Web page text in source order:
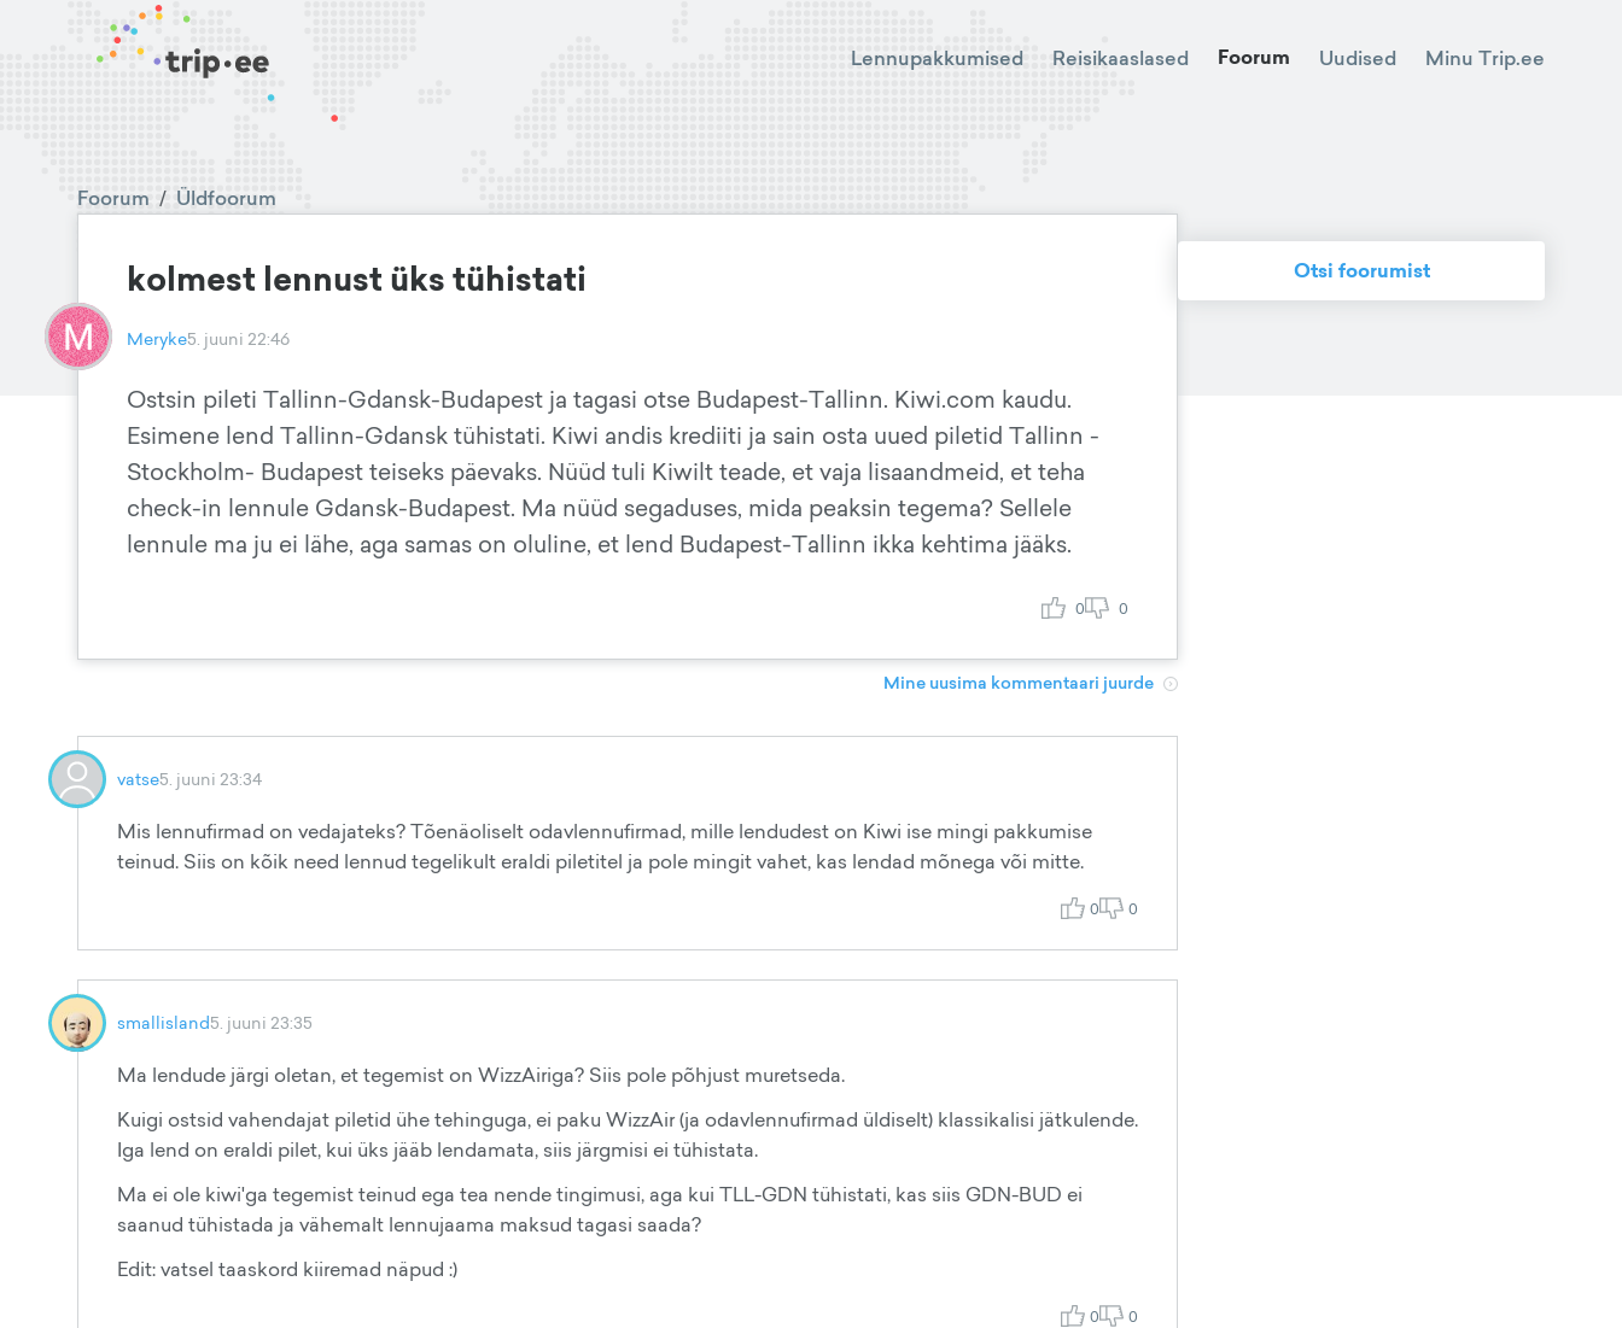
Lennupakkumised Reisikaaslased Foorum Uudised Minu Trip.ee
Foorum / Üldfoorum
kolmest lennust üks tühistati
Meryke5. juuni 22:46
Ostsin pileti Tallinn-Gdansk-Budapest ja tagasi otse Budapest-Tallinn. Kiwi.com kaudu.
Esimene lend Tallinn-Gdansk tühistati. Kiwi andis krediiti ja sain osta uued piletid Tallinn -
Stockholm- Budapest teiseks päevaks. Nüüd tuli Kiwilt teade, et vaja lisaandmeid, et teha
check-in lennule Gdansk-Budapest. Ma nüüd segaduses, mida peaksin tegema? Sellele
lennule ma ju ei lähe, aga samas on oluline, et lend Budapest-Tallinn ikka kehtima jääks.
0 0
Mine uusima kommentaari juurde
vatse5. juuni 23:34
Mis lennufirmad on vedajateks? Tõenäoliselt odavlennufirmad, mille lendudest on Kiwi ise mingi pakkumise
teinud. Siis on kõik need lennud tegelikult eraldi piletitel ja pole mingit vahet, kas lendad mõnega või mitte.
0 0
smallisland5. juuni 23:35
Ma lendude järgi oletan, et tegemist on WizzAiriga? Siis pole põhjust muretseda.
Kuigi ostsid vahendajat piletid ühe tehinguga, ei paku WizzAir (ja odavlennufirmad üldiselt) klassikalisi jätkulende.
Iga lend on eraldi pilet, kui üks jääb lendamata, siis järgmisi ei tühistata.
Ma ei ole kiwi'ga tegemist teinud ega tea nende tingimusi, aga kui TLL-GDN tühistati, kas siis GDN-BUD ei
saanud tühistada ja vähemalt lennujaama maksud tagasi saada?
Edit: vatsel taaskord kiiremad näpud :)
0 0
Otsi foorumist